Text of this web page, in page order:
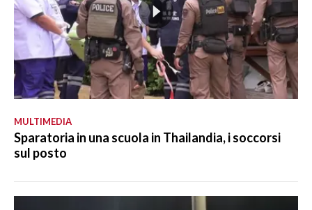
MULTIMEDIA
Sparatoria in una scuola in Thailandia, i soccorsi
sul posto